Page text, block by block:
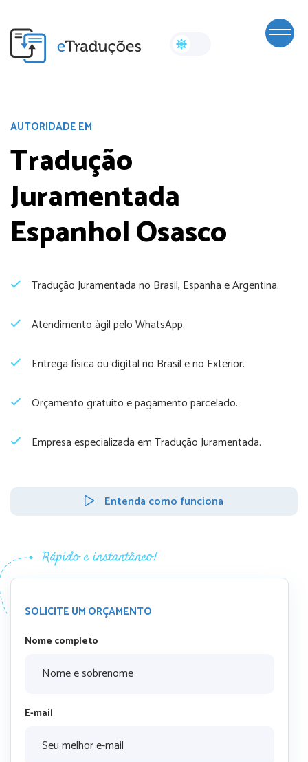
AUTORIDADE EM
Tradução
Juramentada
Espanhol Osasco
Tradução Juramentada no Brasil, Espanha e Argentina.
Atendimento ágil pelo WhatsApp.
Entrega física ou digital no Brasil e no Exterior.
Orçamento gratuito e pagamento parcelado.
Empresa especializada em Tradução Juramentada.
Entenda como funciona
SOLICITE UM ORÇAMENTO
Nome completo
E-mail